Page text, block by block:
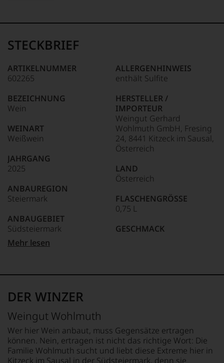
95–98 Punkte:
90–94 Punkte:
Unter 85 Punkte:
Name
Tesdorpf
für
»Fine
für
die
edlen
Weine
der
Welt,
kaum
ein
Das
dokumentieren
auch
und
gerade
mit
Medaillen
Weinjournalisten
Fachpublikationen
unseren
Aussendungen
oder
STECKBRIEF
ARTIKELNUMMER
602265
BEZEICHNUNG
Wein
WEINART
Weißwein
JAHRGANG
2025
ANBAUREGION
Steiermark
ANBAUGEBIET
Südsteiermark
APPELLATION
QUALITÄTSSTUFE
100% Gelber Muskateller
TRINKTEMPERATUR
10 °C
ALLERGENHINWEIS
enthält Sulfite
HERSTELLER /
IMPORTEUR
Weingut Gerhard
Wohlmuth GmbH, Fresing
24, 8441 Kitzeck im Sausal,
Österreich
LAND
Österreich
FLASCHENGRÖSSE
0,75 L
GESCHMACK
301 kJ / 71 kcal
KOHLENHYDRATE
1 g
davon Zucker: 0,2 g
EIWEISS
Mehr lesen
DER WINZER
Weingut Wohlmuth
Wer hier Wein anbaut, muss Gegensätze ertragen
können. Nein, ertragen ist nicht das richtige Wort: Die
Familie Wohlmuth sucht und liebt diese Extreme hier in
Kitzeck im Sausal in der Südsteiermark, denn sie